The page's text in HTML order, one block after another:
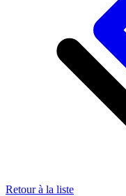
Retour à la liste